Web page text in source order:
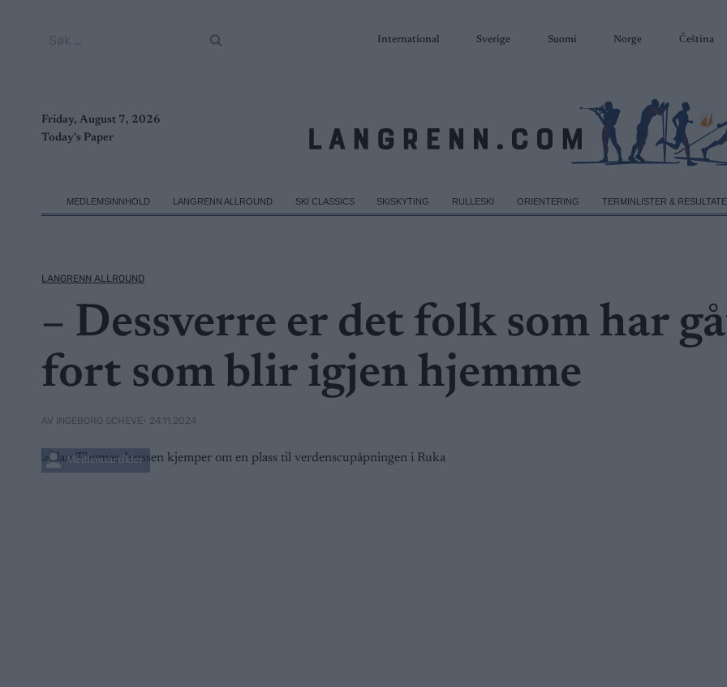
International Sverige Suomi Norge Čeština
Friday, August 7, 2026
Today's Paper
MEDLEMSINNHOLD LANGRENN ALLROUND SKI CLASSICS SKISKYTING RULLESKI ORIENTERING TERMINLISTER &
LANGRENN ALLROUND
– Dessverre er det folk som har
fort som blir igjen hjemme
AV INGEBORG SCHEVE• 24.11.2024
Medlemsartikler